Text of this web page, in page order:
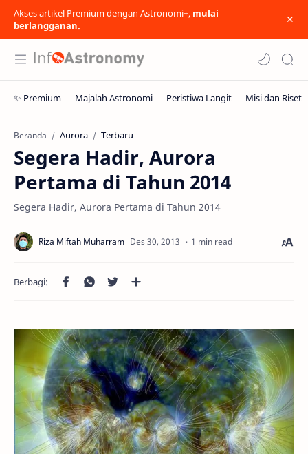
Akses artikel Premium dengan Astronomi+, mulai
berlangganan.
Beranda Aurora Terbaru
Segera Hadir, Aurora
Pertama di Tahun 2014
Segera Hadir, Aurora Pertama di Tahun 2014
1 min read